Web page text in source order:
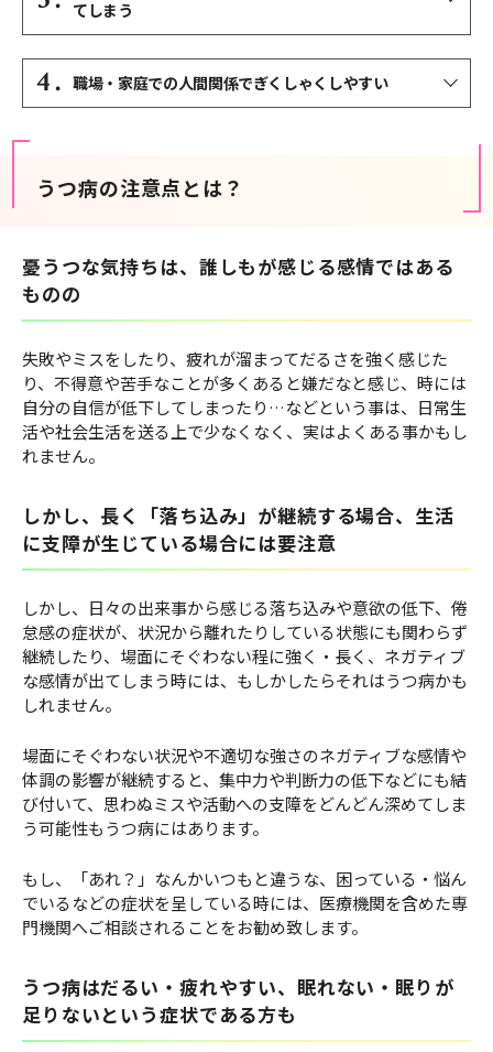
てしまう
4 . 職場・家庭での人間関係でぎくしゃくしやすい
うつ病の注意点とは？
憂うつな気持ちは、誰しもが感じる感情ではある
ものの
失敗やミスをしたり、疲れが溜まってだるさを強く感じた
り、不得意や苦手なことが多くあると嫌だなと感じ、時には
自分の自信が低下してしまったり…などという事は、日常生
活や社会生活を送る上で少なくなく、実はよくある事かもし
れません。
しかし、長く「落ち込み」が継続する場合、生活
に支障が生じている場合には要注意
しかし、日々の出来事から感じる落ち込みや意欲の低下、倦
怠感の症状が、状況から離れたりしている状態にも関わらず
継続したり、場面にそぐわない程に強く・長く、ネガティブ
な感情が出てしまう時には、もしかしたらそれはうつ病かも
しれません。
場面にそぐわない状況や不適切な強さのネガティブな感情や
体調の影響が継続すると、集中力や判断力の低下などにも結
び付いて、思わぬミスや活動への支障をどんどん深めてしま
う可能性もうつ病にはあります。
もし、「あれ？」なんかいつもと違うな、困っている・悩ん
でいるなどの症状を呈している時には、医療機関を含めた専
門機関へご相談されることをお勧め致します。
うつ病はだるい・疲れやすい、眠れない・眠りが
足りないという症状である方も